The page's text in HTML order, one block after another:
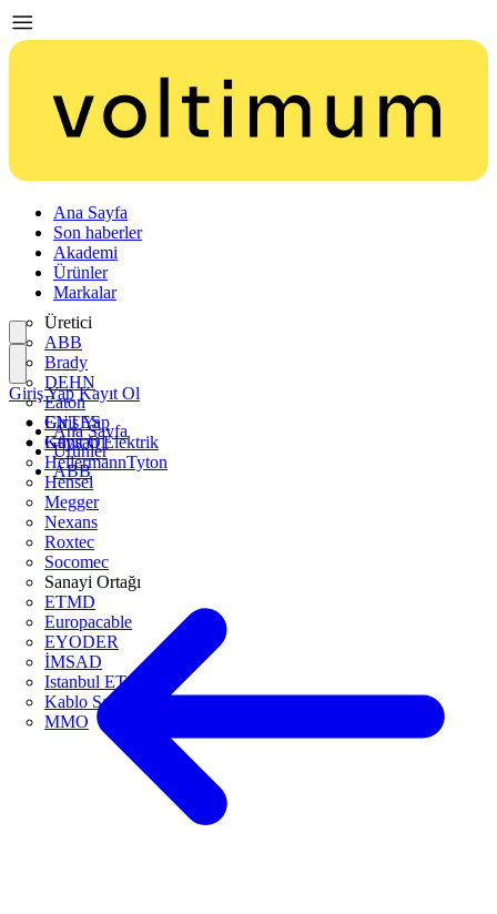
Ana Sayfa
Son haberler
Akademi
Ürünler
Markalar
Üretici
ABB
Brady
DEHN
Eaton
ENTES
Günsan Elektrik
HellermannTyton
Hensel
Megger
Nexans
Roxtec
Socomec
Sanayi Ortağı
ETMD
Europacable
EYODER
İMSAD
Istanbul ETO
Kablo Sanayicileri Derneği
MMO
Giriş Yap
Kayıt Ol
Giriş Yap Kayıt Ol
Ana Sayfa
Ürünler
ABB